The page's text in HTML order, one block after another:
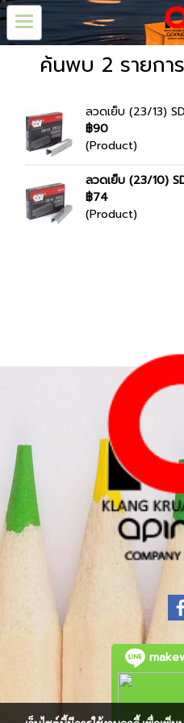
ค้นพบ 2 รายกา
ลวดเย็บ (23/13)
฿90
(Product)
ลวดเย็บ (23/10)
฿74
(Product)